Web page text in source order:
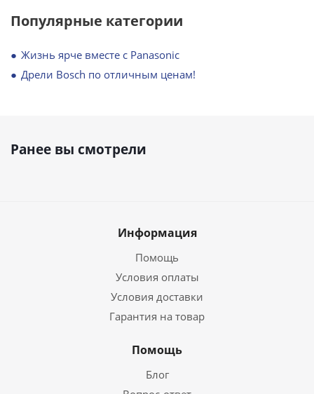
Популярные категории
Жизнь ярче вместе с Panasonic
Дрели Bosch по отличным ценам!
Ранее вы смотрели
Информация
Помощь
Условия оплаты
Условия доставки
Гарантия на товар
Помощь
Блог